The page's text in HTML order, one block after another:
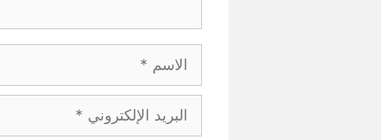
الإلكتروني